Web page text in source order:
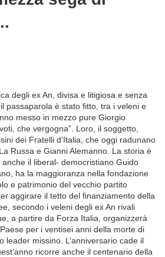
degli ex An, divisa e litigiosa e senza
passaparola è stato fitto, tra i veleni e
messo in mezzo pure Giorgio
che vergogna”. Loro, il soggetto,
dei Fratelli d’Italia, che oggi radunano
Russa e Gianni Alemanno. La storia è
il liberal- democristiano Guido
ha la maggioranza nella fondazione
e patrimonio del vecchio partito
aggirare il tetto del finanziamento della
secondo i veleni degli ex An rivali
a partire da Forza Italia, organizzerà
per i ventisei anni della morte di
leader missino. L’anniversario cade il
ricorre anche il centenario della